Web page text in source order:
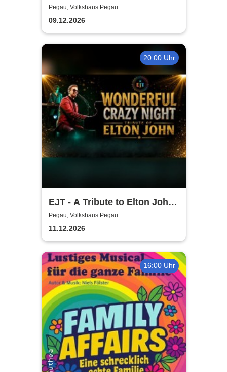
Holzhäuser Spatzen - Mit
Sack und Rute
Pegau, Volkshaus Pegau
09.12.2026
20:00 Uhr
EJT - A Tribute to Elton John /
Wonderful Crazy Night
Pegau, Volkshaus Pegau
11.12.2026
16:00 Uhr